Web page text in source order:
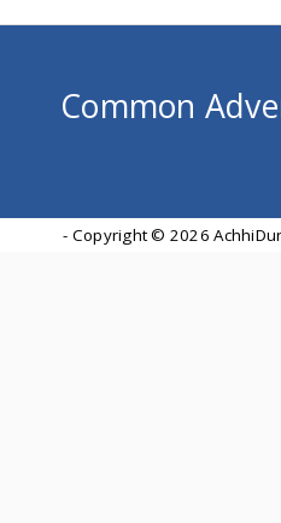
Common
- Copyright © 2026